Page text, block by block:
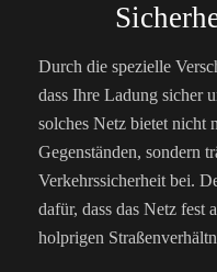
Durch die spezielle
dass Ihre Ladung sicher
solches Netz bietet nicht
Gegenständen, sondern
Verkehrssicherheit bei.
dafür, dass das Netz fest
holprigen